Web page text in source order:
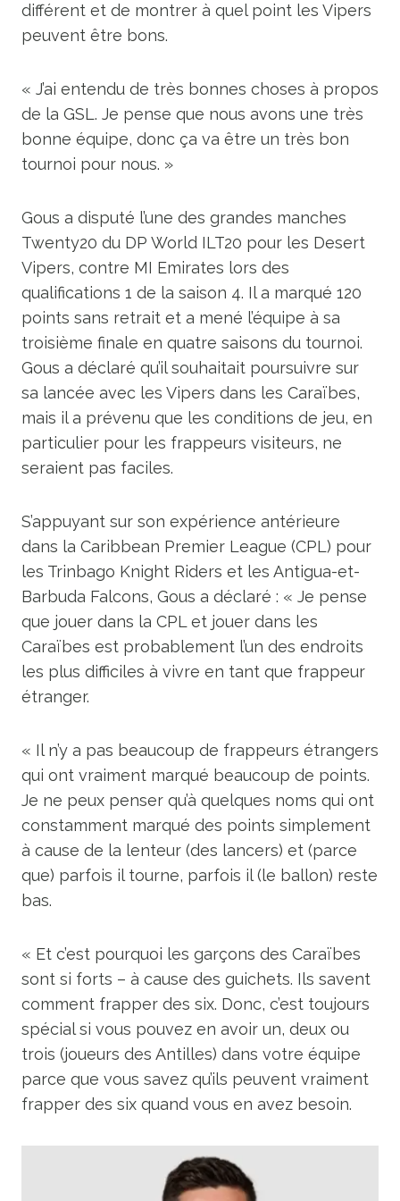
différent et de montrer à quel point les Vipers
peuvent être bons.
« J’ai entendu de très bonnes choses à propos
de la GSL. Je pense que nous avons une très
bonne équipe, donc ça va être un très bon
tournoi pour nous. »
Gous a disputé l’une des grandes manches
Twenty20 du DP World ILT20 pour les Desert
Vipers, contre MI Emirates lors des
qualifications 1 de la saison 4. Il a marqué 120
points sans retrait et a mené l’équipe à sa
troisième finale en quatre saisons du tournoi.
Gous a déclaré qu’il souhaitait poursuivre sur
sa lancée avec les Vipers dans les Caraïbes,
mais il a prévenu que les conditions de jeu, en
particulier pour les frappeurs visiteurs, ne
seraient pas faciles.
S’appuyant sur son expérience antérieure
dans la Caribbean Premier League (CPL) pour
les Trinbago Knight Riders et les Antigua-et-
Barbuda Falcons, Gous a déclaré : « Je pense
que jouer dans la CPL et jouer dans les
Caraïbes est probablement l’un des endroits
les plus difficiles à vivre en tant que frappeur
étranger.
« Il n’y a pas beaucoup de frappeurs étrangers
qui ont vraiment marqué beaucoup de points.
Je ne peux penser qu’à quelques noms qui ont
constamment marqué des points simplement
à cause de la lenteur (des lancers) et (parce
que) parfois il tourne, parfois il (le ballon) reste
bas.
« Et c’est pourquoi les garçons des Caraïbes
sont si forts – à cause des guichets. Ils savent
comment frapper des six. Donc, c’est toujours
spécial si vous pouvez en avoir un, deux ou
trois (joueurs des Antilles) dans votre équipe
parce que vous savez qu’ils peuvent vraiment
frapper des six quand vous en avez besoin.